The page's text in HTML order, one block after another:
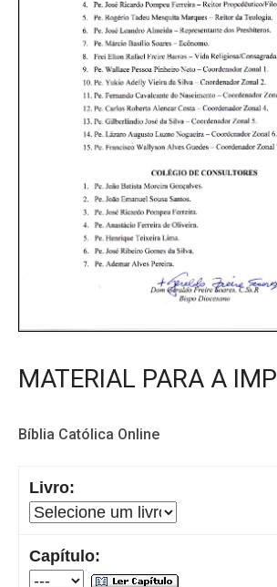
MATERIAL PARA A
Bíblia Católica Online
Livro:
Capítulo: